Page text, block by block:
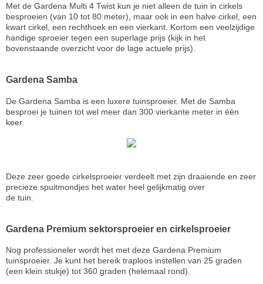
Met de Gardena Multi 4 Twist kun je niet alleen de tuin in cirkels
besproeien (van 10 tot 80 meter), maar ook in een halve cirkel, een
kwart cirkel, een rechthoek en een vierkant. Kortom een veelzijdige
handige sproeier tegen een superlage prijs (kijk in het
bovenstaande overzicht voor de lage actuele prijs).
Gardena Samba
De Gardena Samba is een luxere tuinsproeier. Met de Samba
besproei je tuinen tot wel meer dan 300 vierkante meter in één
keer.
Deze zeer goede cirkelsproeier verdeelt met zijn draaiende en zeer
precieze spuitmondjes het water heel gelijkmatig over
de tuin.
Gardena Premium sektorsproeier en cirkelsproeier
Nog professioneler wordt het met deze Gardena Premium
tuinsproeier. Je kunt het bereik traploos instellen van 25 graden
(een klein stukje) tot 360 graden (helemaal rond).